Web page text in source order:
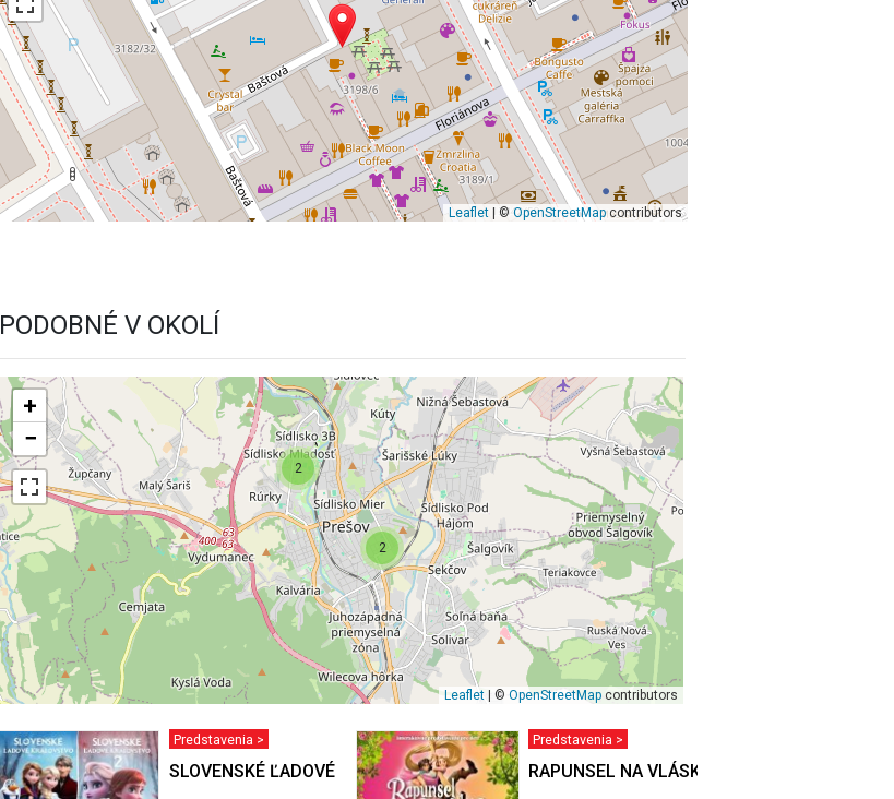
Leaflet| © OpenStreetMapcontributors
PODOBNÉ V OKOLÍ
2
2
+
−
Leaflet | ©OpenStreetMap contributors
Predstavenia >
SLOVENSKÉ ĽADOVÉ KRÁĽOVSTVO
Predstavenia >
RAPUNSEL NA VLÁSKU